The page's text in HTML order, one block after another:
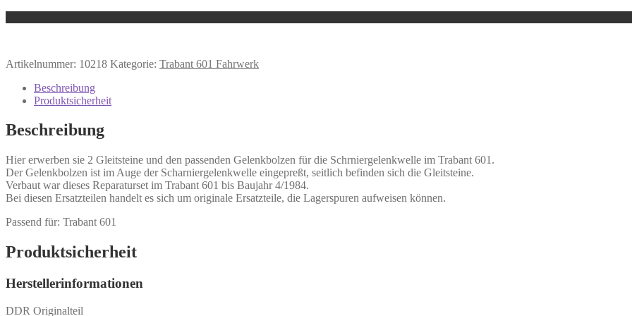
Artikelnummer: 10218 Kategorie: Trabant 601 Fahrwerk
Beschreibung
Produktsicherheit
Beschreibung
Hier erwerben sie 2 Gleitsteine und den passenden Gelenkbolzen für die Schrniergelenkwelle im Trabant 601.
Der Gelenkbolzen ist im Auge der Scharniergelenkwelle eingepreßt, seitlich befinden sich die Gleitsteine.
Verbaut war dieses Reparaturset im Trabant 601 bis Baujahr 4/1984.
Bei diesen Ersatzteilen handelt es sich um originale Ersatzteile, die Lagerspuren aufweisen können.
Passend für: Trabant 601
Produktsicherheit
Herstellerinformationen
DDR Originalteil